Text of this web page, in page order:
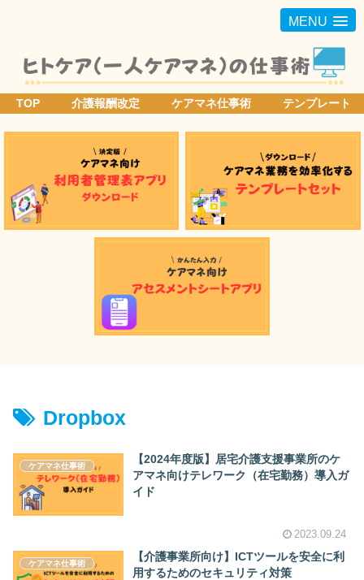
MENU
TOP 介護報酬改定 ケアマネ仕事術 テンプレート
Dropbox
ケアマネ仕事術
【2024年度版】居宅介護支援事業所のケ
アマネ向けテレワーク（在宅勤務）導入ガ
イド
2023.09.24
ケアマネ仕事術
【介護事業所向け】ICTツールを安全に利
用するためのセキュリティ対策